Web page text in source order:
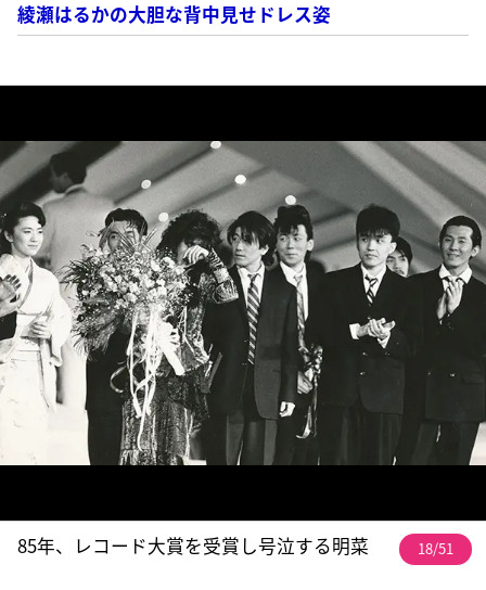
綾瀬はるかの大胆な背中見せドレス姿
85年、レコード大賞を受賞し号泣する明菜 18/51